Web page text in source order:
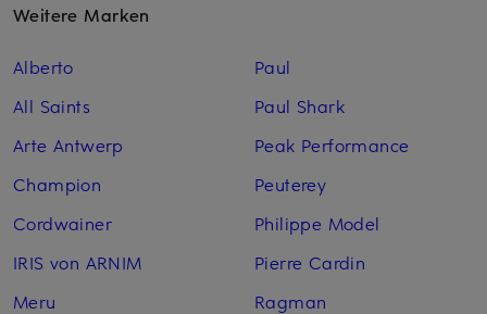
Weitere Marken
Alberto
All Saints
Arte Antwerp
Champion
Cordwainer
IRIS von ARNIM
Meru
Paul
Paul Shark
Peak Performance
Peuterey
Philippe Model
Pierre Cardin
Ragman